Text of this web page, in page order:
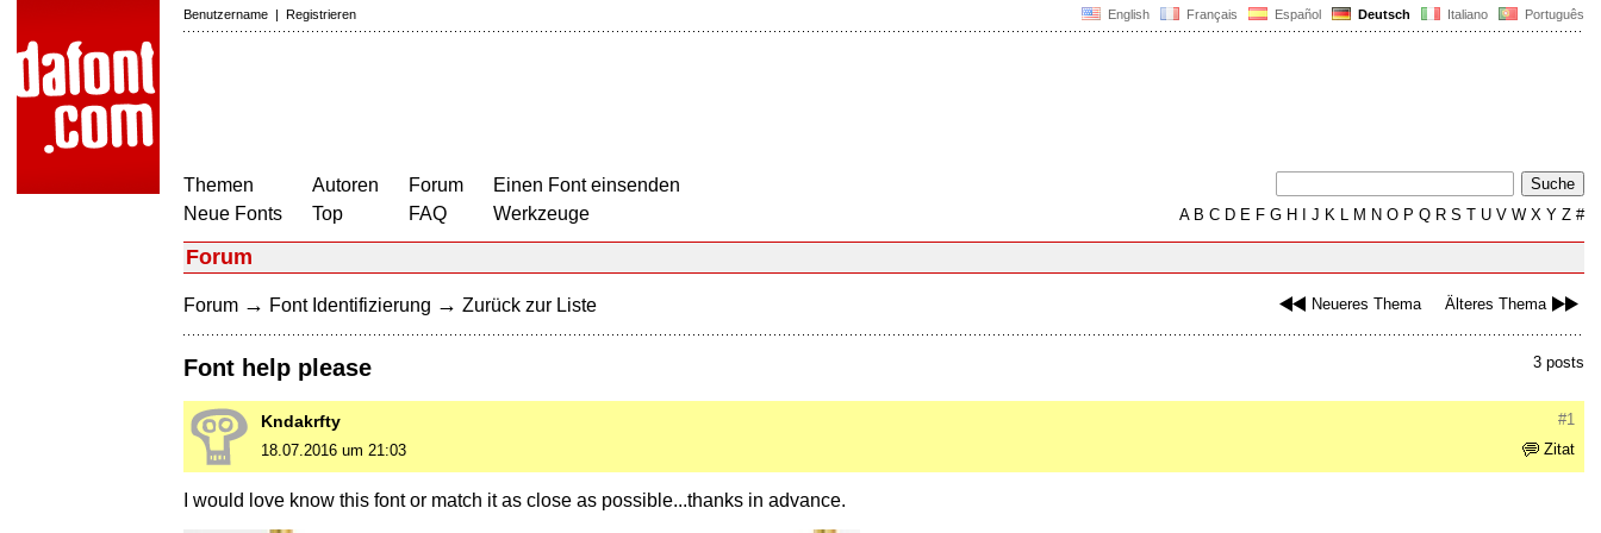
English Français Español Deutsch Italiano Português
Benutzername | Registrieren
Themen
Neue Fonts
Autoren
Top
Forum
FAQ
Einen Font einsenden
Werkzeuge
AB C D E F G H J K L M N O P Q R S T U V W X Y Z #
Forum
Neueres Thema Älteres Thema
Forum → Font Identifizierung → Zurück zur Liste
3 posts
Font help please
#1
Kndakrfty
Zitat
18.07.2016 um 21:03
I would love know this font or match it as close as possible...thanks in advance.